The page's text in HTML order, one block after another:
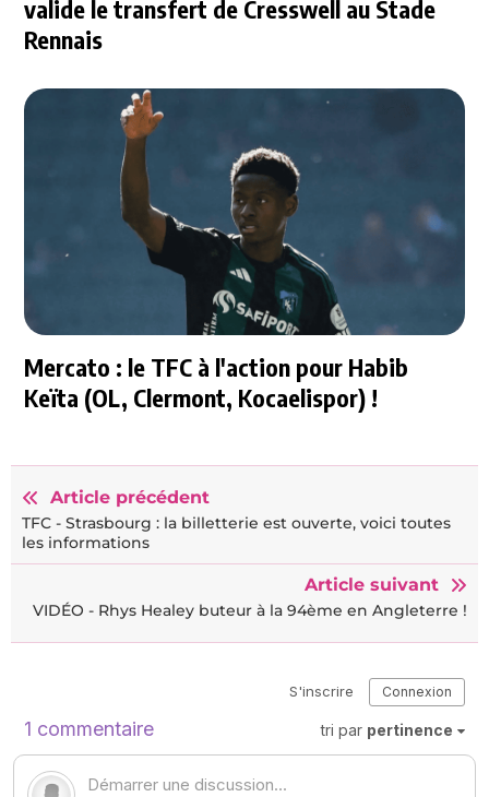
valide le transfert de Cresswell au Stade
Rennais
Mercato : le TFC à l'action pour Habib
Keïta (OL, Clermont, Kocaelispor) !
Article précédent
TFC - Strasbourg : la billetterie est ouverte, voici toutes
les informations
Article suivant
VIDÉO - Rhys Healey buteur à la 94ème en Angleterre !